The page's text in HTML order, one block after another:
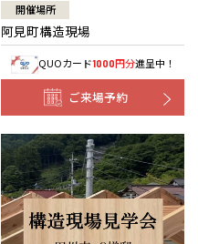
開催場所
阿見町構造現場
QUOカード1000円分進呈中！
ご来場予約